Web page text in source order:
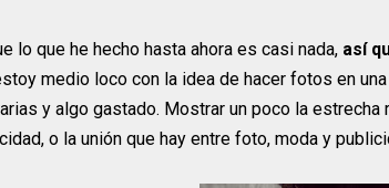
lo que he hecho hasta ahora es casi nada, así
medio loco con la idea de hacer fotos en
y algo gastado. Mostrar un poco la
o la unión que hay entre foto, moda y